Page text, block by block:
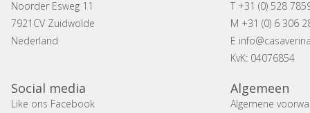
Noorder Esweg 11
7921CV Zuidwolde
Nederland
T +31 (0) 528
M +31 (0) 6 306
E
KvK: 04076854
Social media
Like ons Facebook
Algemeen
Algemene